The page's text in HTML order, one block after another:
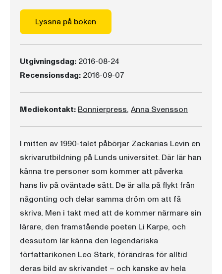
Lyssna på boken
Utgivningsdag: 2016-08-24
Recensionsdag: 2016-09-07
Mediekontakt: Bonnierpress, Anna Svensson
I mitten av 1990-talet påbörjar Zackarias Levin en
skrivarutbildning på Lunds universitet. Där lär han
känna tre personer som kommer att påverka
hans liv på oväntade sätt. De är alla på flykt från
någonting och delar samma dröm om att få
skriva. Men i takt med att de kommer närmare sin
lärare, den framstående poeten Li Karpe, och
dessutom lär känna den legendariska
författarikonen Leo Stark, förändras för alltid
deras bild av skrivandet – och kanske av hela